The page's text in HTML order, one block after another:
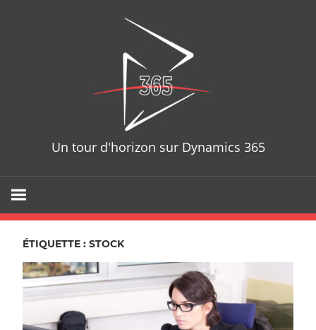
Un tour d'horizon sur Dynamics 365
ÉTIQUETTE : STOCK